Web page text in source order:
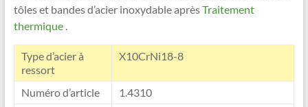
tôles et bandes d’acier inoxydable aprèsTraitement
thermique.
Type d’acier à
ressort
X10CrNi18-8
Numéro d’article
1.4310